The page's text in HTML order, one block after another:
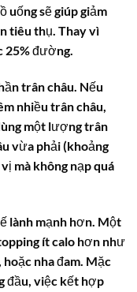
uống sẽ giúp giảm
tiêu thụ. Thay vì
25% đường.
trân châu. Nếu
nhiều trân châu,
một lượng trân
vừa phải (khoảng
mà không nạp quá
lành mạnh hơn. Một
ít calo hơn như
nha đam. Mặc
đầu, việc kết hợp